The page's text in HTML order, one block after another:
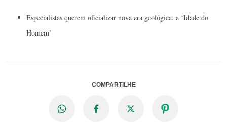
Especialistas querem oficializar nova era geológica: a ‘Idade do
Homem’
COMPARTILHE